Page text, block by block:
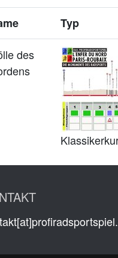
Typ
des